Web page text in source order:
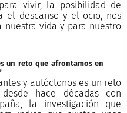
vivir, la posibilidad de
el descanso y el ocio, nos
vida y para nuestro
un reto que afrontamos en
y autóctonos es un reto
hace décadas con
la investigación que